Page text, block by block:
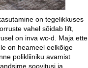
on tegelikkuses
vahel sõidab lift,
on inva wc-d. Maja ette
on heameel eelkõige
polikliiniku avamist
soovitusi ja